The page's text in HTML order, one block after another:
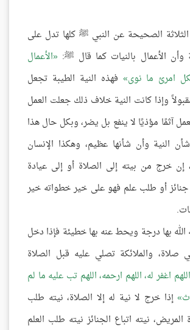
الصحيحة عن النبي ﷺ كلها تدل على
الأعمال بالنيات كما قال ﷺ:
الأعمال
امرئ ما نوى
فهذه النية الطيبة تجعل
وإذا كانت النية خلاف ذلك جعلت العمل
آثمًا مؤذيًا لا ينفع بل يضر، وبكل حال هذا
النية وأن شأنها عظيم، وهكذا الإنسان
خرج من بيته إلى الصلاة أو إلى عيادة
أو طلب علم فهو على خير خطواته خير
بها درجة ويحط عنه بها خطيئة فإذا دخل
والملائكة تصلي عليه قبل الصلاة
اللهم اغفر له، اللهم ارحمه، اللهم تب عليه ما لم
إذا خرج لا نية له إلا الصلاة، نيته طلب
المريض، نيته اتباع الجنائز نيته طلب العلم